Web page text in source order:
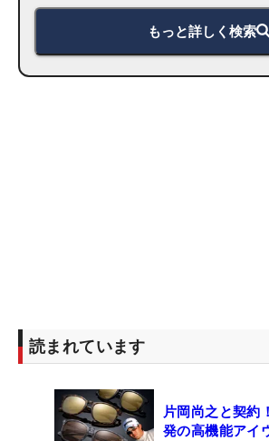
もっと詳しく検索
読まれています
片岡尚之と契約
発の高機能アイ